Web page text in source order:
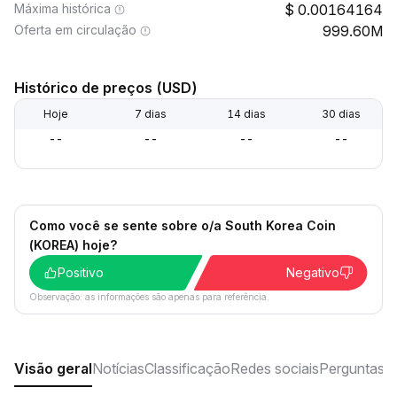
Máxima histórica 0.00164164
Oferta em circulação 999.60M
Histórico de preços (USD)
Hoje 7 dias 14 dias 30 dias
-- -- -- --
Como você se sente sobre o/a South Korea Coin
(KOREA) hoje?
Positivo
Negativo
Observação: as informações são apenas para referência.
Visão geralNotíciasClassificaçãoRedes sociaisPerguntas